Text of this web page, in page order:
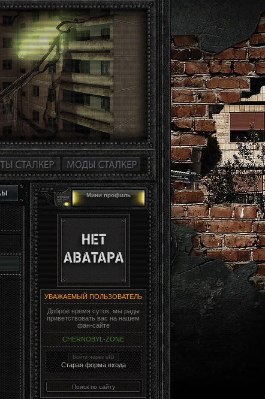
Мини профиль
УВАЖАЕМЫЙ ПОЛЬЗОВАТЕЛЬ
Доброе время суток, мы рады
приветствовать вас на нашем
фан-сайте
CHERNOBYL-ZONE
Войти через uID
Старая форма входа